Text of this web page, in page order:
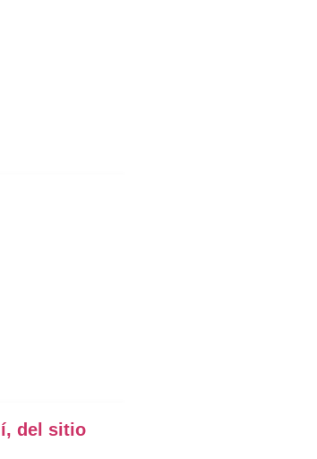
del sitio